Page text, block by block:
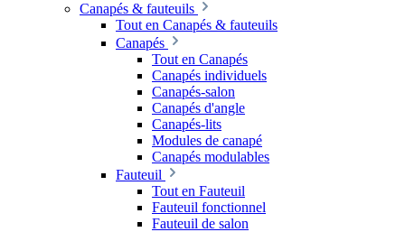
Canapés & fauteuils
Tout en Canapés & fauteuils
Canapés
Tout en Canapés
Canapés individuels
Canapés-salon
Canapés d'angle
Canapés-lits
Modules de canapé
Canapés modulables
Fauteuil
Tout en Fauteuil
Fauteuil fonctionnel
Fauteuil de salon